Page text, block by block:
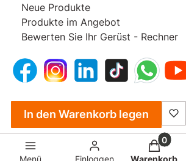
Neue Produkte
Produkte im Angebot
Bewerten Sie Ihr Gerüst - Rechner
Copyright © Serwis Budowy
Sklep internetowy Shoper
In den Warenkorb legen
Menü Einloggen
Produkte
Warenkorb